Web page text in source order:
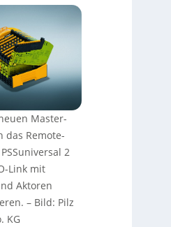
Master-
das Remote-
2
Link mit
Aktoren
– Bild: Pilz
KG